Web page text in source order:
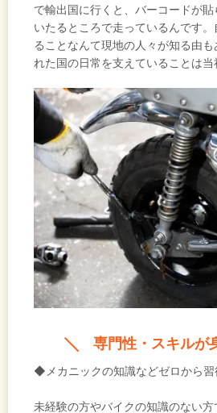
で輸出国に行くと、バーコードが
いたるところで走っているんです
ることなんて現地の人々が知る由
れた国の日常を支えていることは当
専門性・スキルが
◆メカニックの知識などゼロから習
未経験の方やバイクの知識のない方